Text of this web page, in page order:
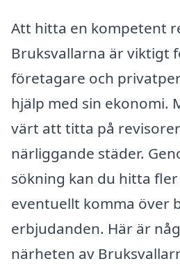
Att hitta en kompetent
Bruksvallarna är viktigt
företagare och
hjälp med sin ekonomi.
värt att titta på
närliggande städer.
sökning kan du hitta
eventuellt komma över
erbjudanden. Här är
närheten av